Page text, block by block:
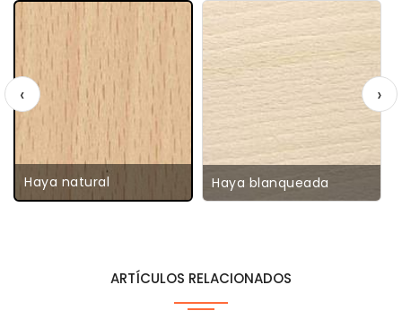
Haya natural Haya blanqueada
‹ ›
ARTÍCULOS RELACIONADOS